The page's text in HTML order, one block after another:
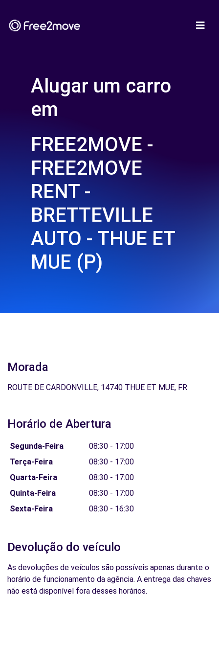
Alugar um carro
em
FREE2MOVE -
FREE2MOVE
RENT -
BRETTEVILLE
AUTO - THUE ET
MUE (P)
Morada
ROUTE DE CARDONVILLE, 14740 THUE ET MUE, FR
Horário de Abertura
Segunda-Feira
08:30 - 17:00
Terça-Feira
08:30 - 17:00
Quarta-Feira
08:30 - 17:00
Quinta-Feira
08:30 - 17:00
Sexta-Feira
08:30 - 16:30
Devolução do veículo
As devoluções de veículos são possíveis apenas durante o
horário de funcionamento da agência. A entrega das chaves
não está disponível fora desses horários.